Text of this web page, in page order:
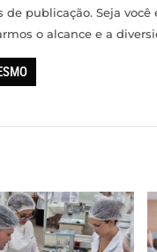
publicação. Seja
o alcance e a